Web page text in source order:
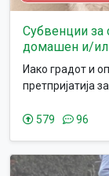
Субвенции за
домашен и/
Иако градот и
претпријатија
напливот на
како резултат
Дополнително
579 96